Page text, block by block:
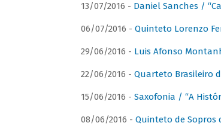
13/07/2016 - Daniel Sanches /
06/07/2016 - Quinteto Lorenzo
29/06/2016 - Luis Afonso
22/06/2016 - Quarteto Brasileiro
15/06/2016 - Saxofonia / “A
08/06/2016 - Quinteto de Sopros